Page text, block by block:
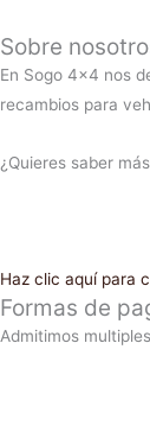
Sobre
En Sogo 4×4 nos
recambios para
¿Quieres saber
Haz clic aquí para
Formas de
Admitimos